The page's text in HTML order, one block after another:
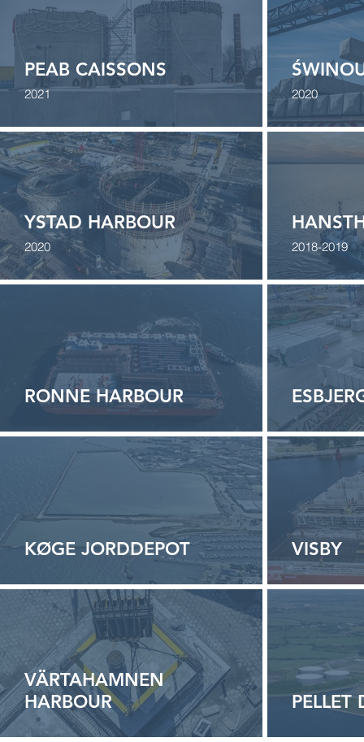
PEAB CAISSONS
2021 2020
YSTAD HARBOUR
2020 2018-2019
RONNE HARBOUR
KØGE JORDDEPOT VISBY
VÄRTAHAMNEN
HARBOUR
PELLET